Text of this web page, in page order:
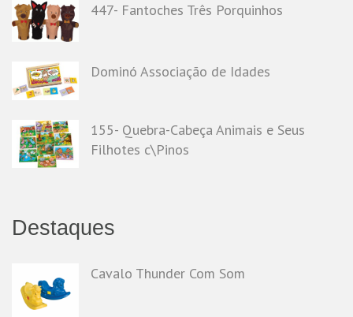
447- Fantoches Três Porquinhos
Dominó Associação de Idades
155- Quebra-Cabeça Animais e Seus
Filhotes c\Pinos
Destaques
Cavalo Thunder Com Som